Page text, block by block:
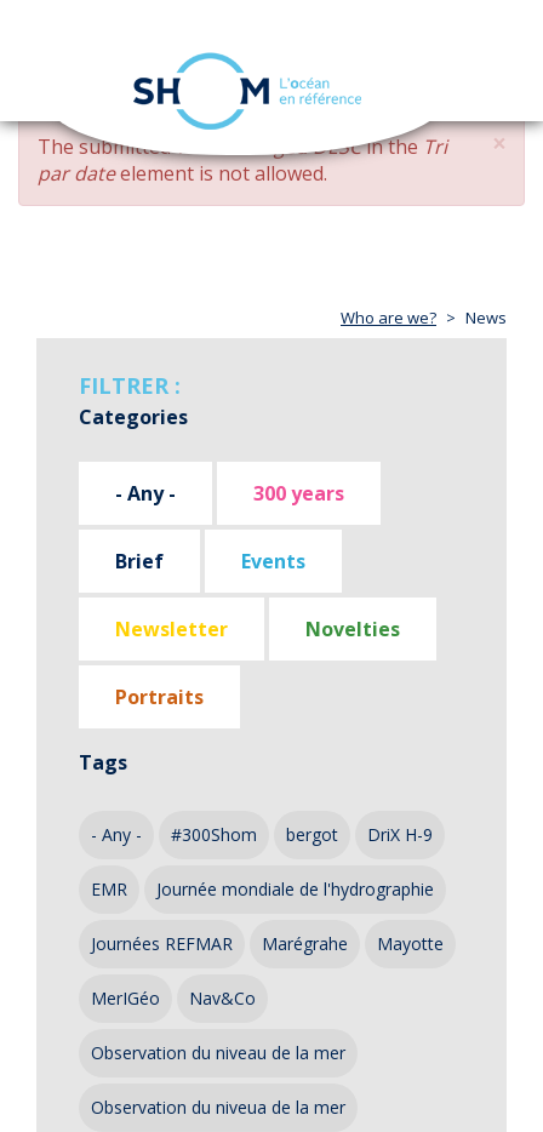
Skip
main
content
navigation
×
ERROR
MESSAGE
The submitted value changed DESCin the Tri
par dateelement is not allowed.
Who are we? News
FILTRER :
Categories
- Any - 300 years
Brief Events
Newsletter Novelties
Portraits
Tags
- Any - #300Shom bergot DriX H-9
EMR Journée mondiale de l'hydrographie
Journées REFMAR Marégrahe Mayotte
MerIGéo Nav&Co
Observation du niveau de la mer
Observation du niveua de la mer